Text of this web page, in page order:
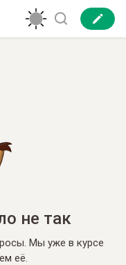
не так
Мы уже в курсе
её.